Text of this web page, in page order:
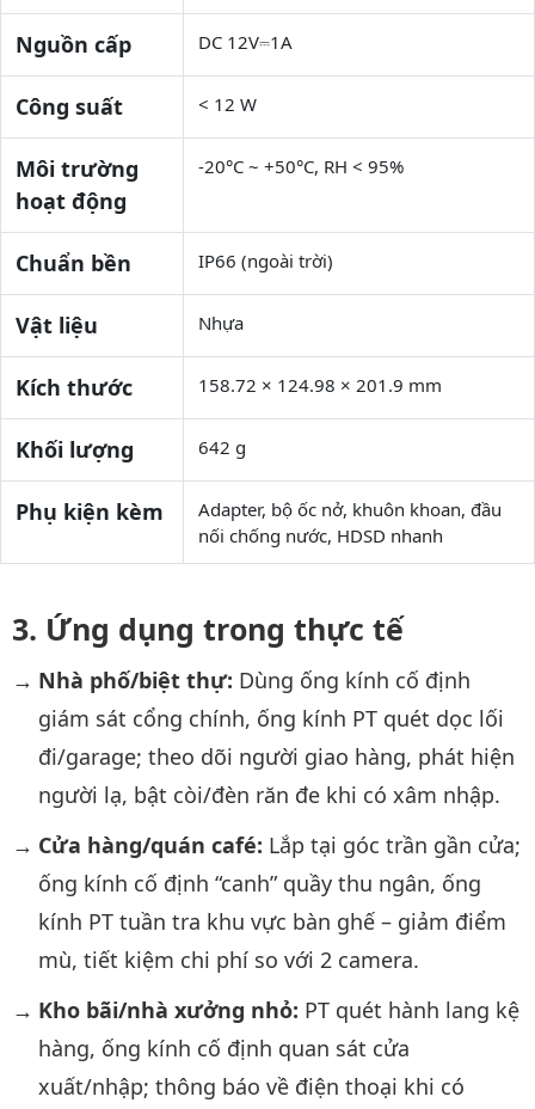
Nguồn cấp DC 12V⎓1A
Công suất < 12 W
Môi trường
hoạt động
-20°C ~ +50°C, RH < 95%
Chuẩn bền IP66 (ngoài trời)
Vật liệu Nhựa
Kích thước 158.72 × 124.98 × 201.9 mm
Khối lượng 642 g
Phụ kiện kèm
Adapter, bộ ốc nở, khuôn khoan, đầu
nối chống nước, HDSD nhanh
Ứng dụng trong thực tế
Nhà phố/biệt thự: Dùng ống kính cố định
giám sát cổng chính, ống kính PT quét dọc lối
đi/garage; theo dõi người giao hàng, phát hiện
người lạ, bật còi/đèn răn đe khi có xâm nhập.
Cửa hàng/quán café: Lắp tại góc trần gần cửa;
ống kính cố định “canh” quầy thu ngân, ống
kính PT tuần tra khu vực bàn ghế – giảm điểm
mù, tiết kiệm chi phí so với 2 camera.
Kho bãi/nhà xưởng nhỏ: PT quét hành lang kệ
hàng, ống kính cố định quan sát cửa
xuất/nhập; thông báo về điện thoại khi có